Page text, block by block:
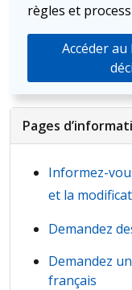
règles et
Accéder
Pages
Informez-
et la
Demandez
Demandez
français